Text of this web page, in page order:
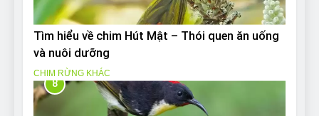
Tìm hiểu về chim Hút Mật – Thói quen ăn uống
và nuôi dưỡng
CHIM RỪNG KHÁC
8